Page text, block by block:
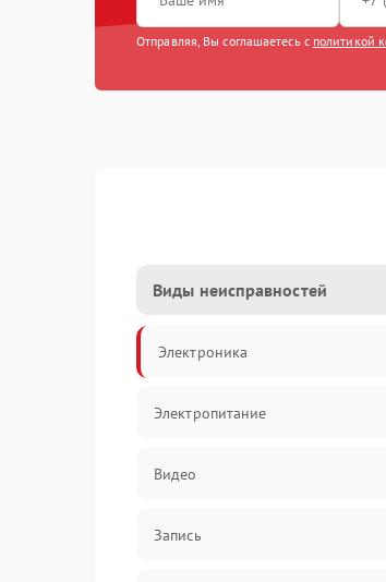
Отправляя, Вы соглашаетесь с политикой
Виды неисправностей
Электроника
Электропитание
Видео
Запись